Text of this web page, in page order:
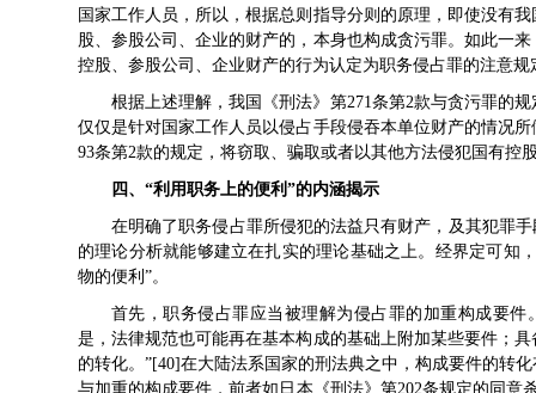
国家工作人员，所以，根据总则指导分则的原理，即使没有
股、参股公司、企业的财产的，本身也构成贪污罪。如此一
控股、参股公司、企业财产的行为认定为职务侵占罪的注意规
根据上述理解，我国《刑法》第271条第2款与贪污罪的
仅仅是针对国家工作人员以侵占手段侵吞本单位财产的情况
93条第2款的规定，将窃取、骗取或者以其他方法侵犯国有控
四、“利用职务上的便利”的内涵揭示
在明确了职务侵占罪所侵犯的法益只有财产，及其犯罪
的理论分析就能够建立在扎实的理论基础之上。经界定可知
物的便利”。
首先，职务侵占罪应当被理解为侵占罪的加重构成要
是，法律规范也可能再在基本构成的基础上附加某些要件；
的转化。”[40]在大陆法系国家的刑法典之中，构成要件的转
与加重的构成要件，前者如日本《刑法》第202条规定的同